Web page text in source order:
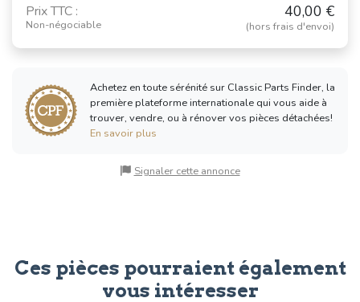
CITROËN
Berlingo
Prix TTC :
Non-négociable
40,00 €
(hors frais d'envoi)
Achetez en toute sérénité sur Classic Parts Finder, la
première plateforme internationale qui vous aide à
trouver, vendre, ou à rénover vos pièces détachées!
En savoir plus
Signaler cette annonce
Ces pièces pourraient également
vous intéresser